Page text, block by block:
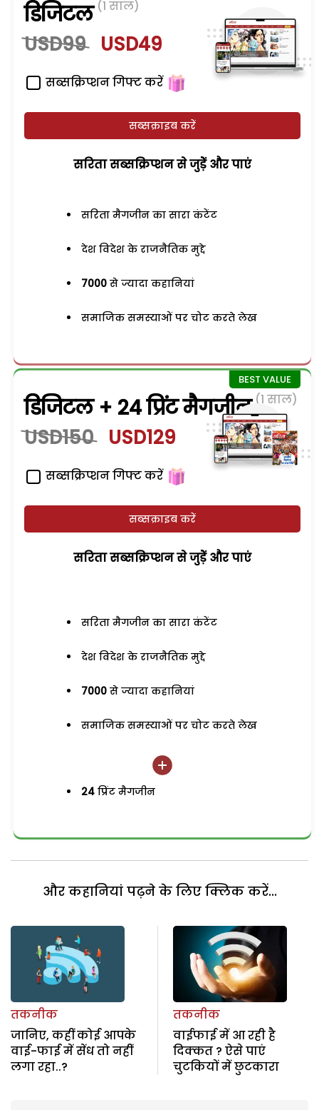
डिजिटल (1 साल)
USD99 USD49
सब्सक्रिप्शन गिफ्ट करें
सब्सक्राइब करें
सरिता सब्सक्रिप्शन से जुड़ेें और पाएं
सरिता मैगजीन का सारा कंटेंट
देश विदेश के राजनैतिक मुद्दे
7000 से ज्यादा कहानियां
समाजिक समस्याओं पर चोट करते लेख
डिजिटल + 24 प्रिंट मैगजीन (1 साल)
USD150 USD129
सब्सक्रिप्शन गिफ्ट करें
सब्सक्राइब करें
सरिता सब्सक्रिप्शन से जुड़ेें और पाएं
सरिता मैगजीन का सारा कंटेंट
देश विदेश के राजनैतिक मुद्दे
7000 से ज्यादा कहानियां
समाजिक समस्याओं पर चोट करते लेख
24 प्रिंट मैगजीन
और कहानियां पढ़ने के लिए क्लिक करें...
तकनीक
जानिए, कहीं कोई आपके
वाई-फाई में सेंध तो नहीं
लगा रहा..?
तकनीक
वाईफाई में आ रही है
दिक्कत ? ऐसे पाएं
चुटकियों में छुटकारा